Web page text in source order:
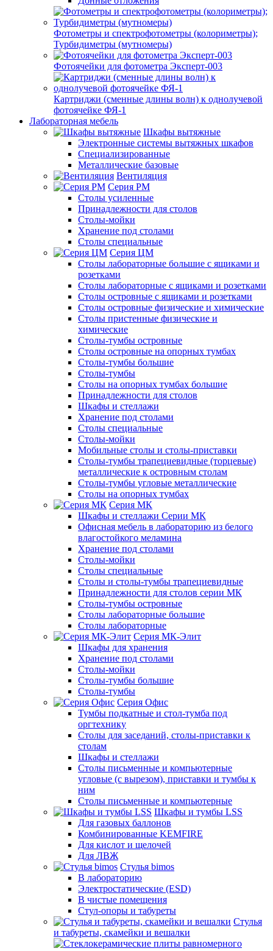
Фотометры и спектрофотометры (колориметры);
Турбидиметры (мутномеры)
Фотоячейки для фотометра Эксперт-003
Картриджи (сменные длины волн) к однолучевой
фотоячейке ФЯ-1
Лабораторная мебель
Шкафы вытяжные
Электронные системы вытяжных шкафов
Специализированные
Металлические базовые
Вентиляция
Серия РМ
Столы усиленные
Принадлежности для столов
Столы-мойки
Хранение под столами
Столы специальные
Серия ЦМ
Столы лабораторные большие с ящиками и
розетками
Столы лабораторные с ящиками и розетками
Столы островные с ящиками и розетками
Столы островные физические и химические
Столы пристенные физические и
химические
Столы-тумбы островные
Столы островные на опорных тумбах
Столы-тумбы большие
Столы-тумбы
Столы на опорных тумбах большие
Принадлежности для столов
Шкафы и стеллажи
Хранение под столами
Столы специальные
Столы-мойки
Мобильные столы и столы-приставки
Столы-тумбы трапециевидные (торцевые)
металлические к островным столам
Столы-тумбы угловые металлические
Столы на опорных тумбах
Серия МК
Шкафы и стеллажи Серии МК
Офисная мебель в лабораторию из белого
влагостойкого меламина
Хранение под столами
Столы-мойки
Столы специальные
Столы и столы-тумбы трапециевидные
Принадлежности для столов серии МК
Столы-тумбы островные
Столы лабораторные большие
Столы лабораторные
Серия МК-Элит
Шкафы для хранения
Хранение под столами
Столы-мойки
Столы-тумбы большие
Столы-тумбы
Серия Офис
Тумбы подкатные и стол-тумба под
оргтехнику
Столы для заседаний, столы-приставки к
столам
Шкафы и стеллажи
Столы письменные и компьютерные
угловые (с вырезом), приставки и тумбы к
ним
Столы письменные и компьютерные
Шкафы и тумбы LSS
Для газовых баллонов
Комбинированные KEMFIRE
Для кислот и щелочей
Для ЛВЖ
Стулья bimos
В лабораторию
Электростатические (ESD)
В чистые помещения
Стул-опоры и табуреты
Стулья
и табуреты, скамейки и вешалки